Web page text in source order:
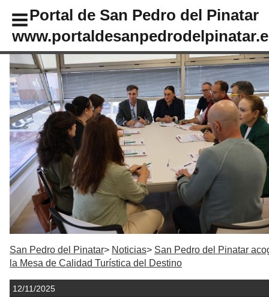
Portal de San Pedro del Pinatar
San Pedro del Pinatar Noticias
San Pedro del Pinatar
la Mesa de Calidad Turística del Destino
12/11/2025